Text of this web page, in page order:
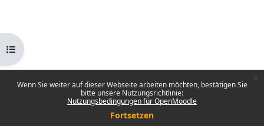
Wenn Sie weiter auf dieser Webseite arbeiten möchten, bestätigen Sie
bitte unsere Nutzungsrichtlinie:
Nutzungsbedingungen für OpenMoodle
Fortsetzen
Kursindex öffnen